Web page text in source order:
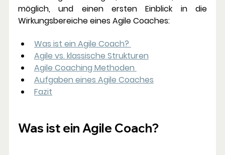
möglich, und einen ersten Einblick in die
Wirkungsbereiche eines Agile Coaches:
Was ist ein Agile Coach?
Agile vs. klassische Strukturen
Agile Coaching Methoden
Aufgaben eines Agile Coaches
Fazit
Was ist ein Agile Coach?